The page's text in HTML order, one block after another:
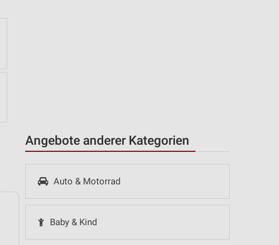
Angebote anderer Kategorien
Auto & Motorrad
Baby & Kind